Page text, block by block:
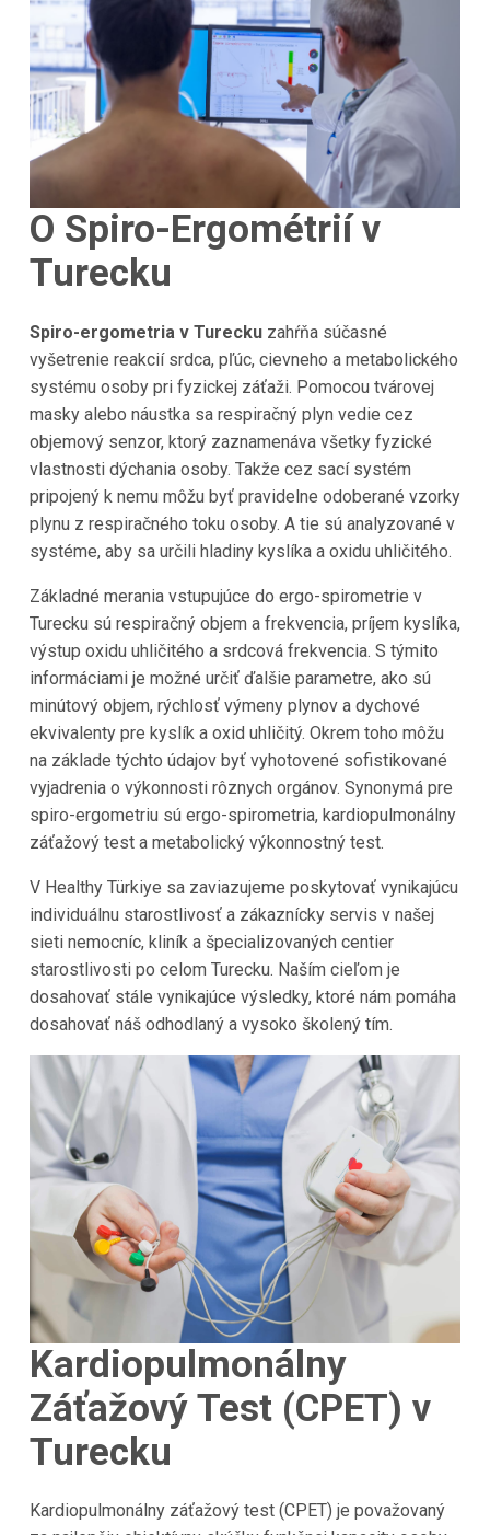
O Spiro-Ergométrií v
Turecku
Spiro-ergometria v Tureckuzahŕňa súčasné
vyšetrenie reakcií srdca, pľúc, cievneho a metabolického
systému osoby pri fyzickej záťaži. Pomocou tvárovej
masky alebo náustka sa respiračný plyn vedie cez
objemový senzor, ktorý zaznamenáva všetky fyzické
vlastnosti dýchania osoby. Takže cez sací systém
pripojený k nemu môžu byť pravidelne odoberané vzorky
plynu z respiračného toku osoby. A tie sú analyzované v
systéme, aby sa určili hladiny kyslíka a oxidu uhličitého.
Základné merania vstupujúce do ergo-spirometrie v
Turecku sú respiračný objem a frekvencia, príjem kyslíka,
výstup oxidu uhličitého a srdcová frekvencia. S týmito
informáciami je možné určiť ďalšie parametre, ako sú
minútový objem, rýchlosť výmeny plynov a dychové
ekvivalenty pre kyslík a oxid uhličitý. Okrem toho môžu
na základe týchto údajov byť vyhotovené sofistikované
vyjadrenia o výkonnosti rôznych orgánov. Synonymá pre
spiro-ergometriu sú ergo-spirometria, kardiopulmonálny
záťažový test a metabolický výkonnostný test.
V Healthy Türkiye sa zaviazujeme poskytovať vynikajúcu
individuálnu starostlivosť a zákaznícky servis v našej
sieti nemocníc, kliník a špecializovaných centier
starostlivosti po celom Turecku. Naším cieľom je
dosahovať stále vynikajúce výsledky, ktoré nám pomáha
dosahovať náš odhodlaný a vysoko školený tím.
Kardiopulmonálny
Záťažový Test (CPET) v
Turecku
Kardiopulmonálny záťažový test (CPET) je považovaný